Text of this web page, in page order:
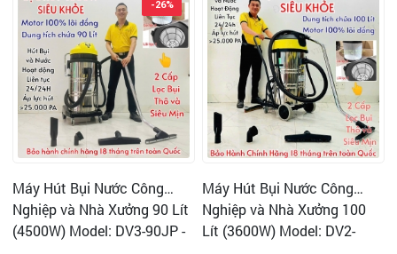
bất kể loại mặt sàn nào, vừa đảm bảo an toàn cho nội thất
căn hộ, lại vừa vệ sinh hiệu quả và nhanh gọn.
4. Siêu hút bụi và hút nước.
Các dòng máy hút bụi hiện tại cho gia đình trên thị trường
chỉ thiết kế để hút được bụi. Máy hút bụi DV1-15JP thiết
kế chuyên cho cả 2 chức năng: Hút bụi và hút nước
Chỉ cần gắn phụ kiện hút nước vào rồi đưa đến các vị trí
cần hút thì máy sẽ hút sạch và khô hoàn toàn khi nó đi
Máy Hút Bụi Nước Công
Nghiệp và Nhà Xưởng 90 Lít
(4500W) Model: DV3-90JP -
-26%
Máy Hút Bụi Nước Công
Nghiệp và Nhà Xưởng 100
Lít (3600W) Model: DV2-